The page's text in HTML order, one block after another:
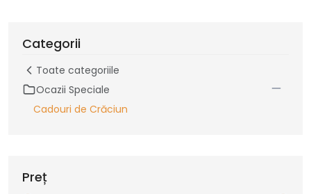
Categorii
Toate categoriile
Ocazii Speciale
Cadouri de Crăciun
Preț